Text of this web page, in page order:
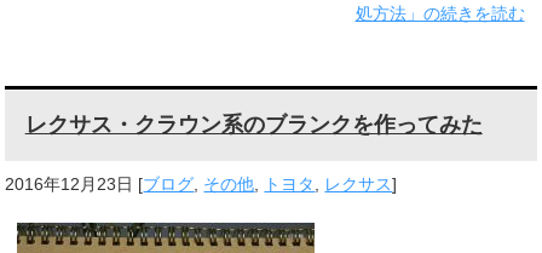
処方法」の続きを読む
レクサス・クラウン系のブランクを作ってみた
2016年12月23日 [ブログ, その他, トヨタ, レクサス]